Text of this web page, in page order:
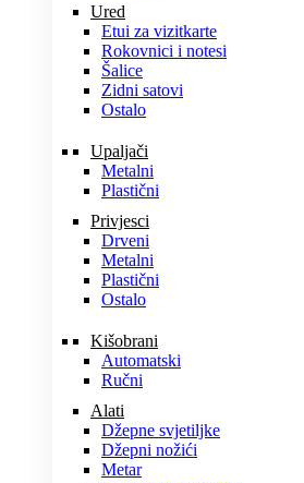
Ured
Etui za vizitkarte
Rokovnici i notesi
Šalice
Zidni satovi
Ostalo
Upaljači
Metalni
Plastični
Privjesci
Drveni
Metalni
Plastični
Ostalo
Kišobrani
Automatski
Ručni
Alati
Džepne svjetiljke
Džepni nožići
Metar